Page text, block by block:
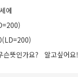
에
뜻인가요? 알고싶어요!